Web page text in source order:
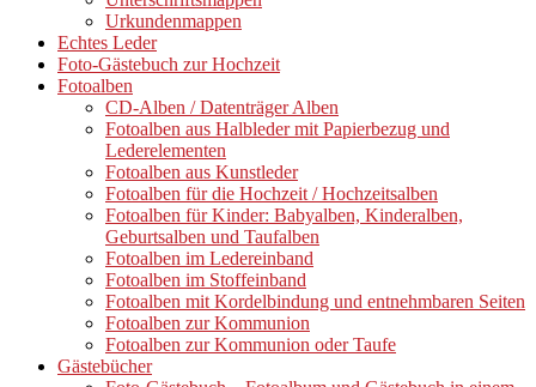
Urkundenmappen
Echtes Leder
Foto-Gästebuch zur Hochzeit
Fotoalben
CD-Alben / Datenträger Alben
Fotoalben aus Halbleder mit Papierbezug und
Lederelementen
Fotoalben aus Kunstleder
Fotoalben für die Hochzeit / Hochzeitsalben
Fotoalben für Kinder: Babyalben, Kinderalben,
Geburtsalben und Taufalben
Fotoalben im Ledereinband
Fotoalben im Stoffeinband
Fotoalben mit Kordelbindung und entnehmbaren Seiten
Fotoalben zur Kommunion
Fotoalben zur Kommunion oder Taufe
Gästebücher